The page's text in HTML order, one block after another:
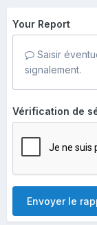
Your Report
Saisir
signalement.
Vérification de
Envoyer le